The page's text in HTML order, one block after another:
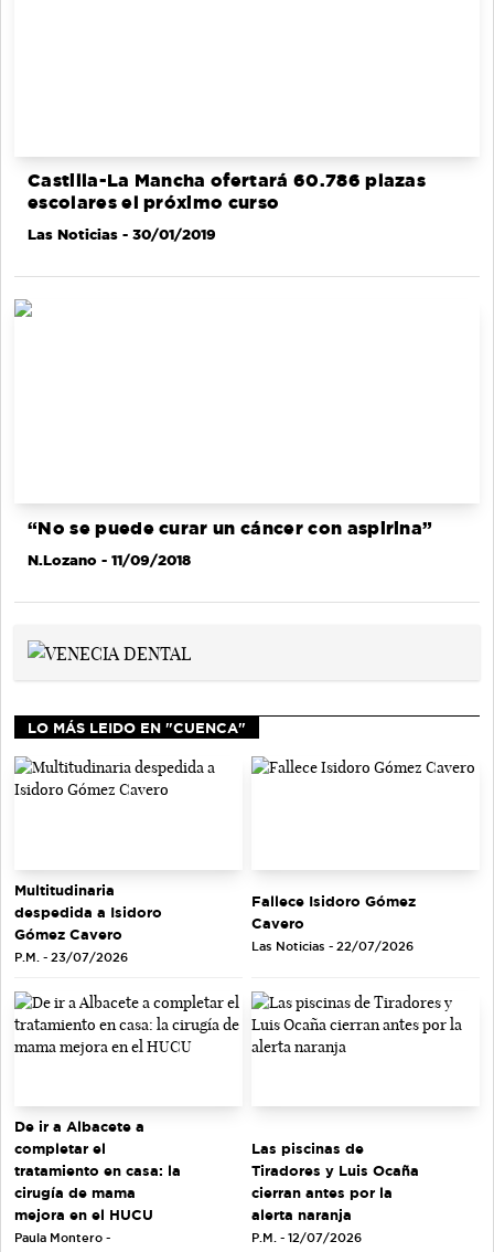
Castilla-La Mancha ofertará 60.786 plazas
escolares el próximo curso
Las Noticias - 30/01/2019
“No se puede curar un cáncer con aspirina”
N.Lozano - 11/09/2018
LO MÁS LEIDO EN "CUENCA"
Multitudinaria
despedida a Isidoro
Gómez Cavero
P.M. - 23/07/2026
Fallece Isidoro Gómez
Cavero
Las Noticias - 22/07/2026
De ir a Albacete a
completar el
tratamiento en casa: la
cirugía de mama
mejora en el HUCU
Paula Montero -
Las piscinas de
Tiradores y Luis Ocaña
cierran antes por la
alerta naranja
P.M. - 12/07/2026